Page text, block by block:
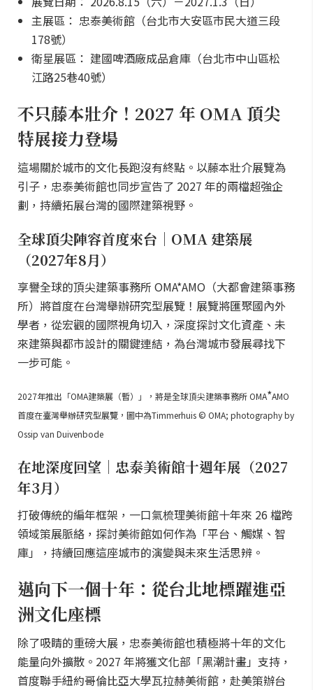
主展區： 忠泰美術館（台北市大安區市民大道三段
178號）
衛星展區： 建國啤酒廠成品倉庫（台北市中山區松
江路25巷40號）
不只藤本壯介！2027 年 OMA 頂尖
特展接力登場
這場關於城市的文化長跑沒有終點。以藤本壯介展覽為
引子，忠泰美術館也同步宣告了 2027 年的兩檔超強企
劃，持續拓展台灣的國際建築視野。
全球頂尖陣容首度來台｜OMA 建築展
（2027年8月）
享譽全球的頂尖建築事務所 OMA*AMO（大都會建築事務
所）將首度在台灣舉辦研究型展覽！展覽將匯聚國內外
學者，從宏觀的國際視角切入，深度探討文化資產、未
來建築與都市設計的關鍵連結，為台灣城市發展尋找下
一步可能。
2027年推出「OMA建築展（暫）」，將是全球頂尖建築事務所 OMA*AMO
首度在臺灣舉辦研究型展覽，圖中為Timmerhuis © OMA; photography by
Ossip van Duivenbode
在地深度回望｜忠泰美術館十週年展（2027
年3月）
打破傳統的編年框架，一口氣梳理美術館十年來 26 檔跨
領域策展脈絡，探討美術館如何作為「平台、觸媒、智
庫」，持續回應這座城市的演變與未來生活思辨。
邁向下一個十年：從台北地標躍進亞
洲文化座標
除了吸睛的重磅大展，忠泰美術館也積極將十年的文化
能量向外擴散。2027 年將獲文化部「黑潮計畫」支持，
首度聯手紐約哥倫比亞大學瓦拉赫美術館，赴美策辦台